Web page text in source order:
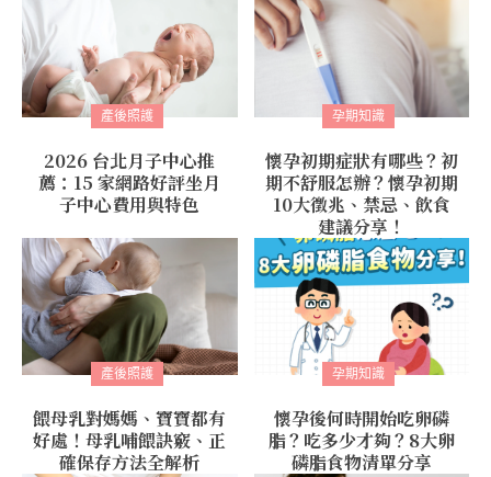
產後照護
2026 台北月子中心推
薦：15 家網路好評坐月
子中心費用與特色
孕期知識
懷孕初期症狀有哪些？初
期不舒服怎辦？懷孕初期
10大徵兆、禁忌、飲食
建議分享！
產後照護
餵母乳對媽媽、寶寶都有
好處！母乳哺餵訣竅、正
確保存方法全解析
孕期知識
懷孕後何時開始吃卵磷
脂？吃多少才夠？8大卵
磷脂食物清單分享